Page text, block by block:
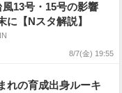
13号・15号の影響
【Nスタ解説】
8/7(金) 19:55
れの育成出身ルーキ